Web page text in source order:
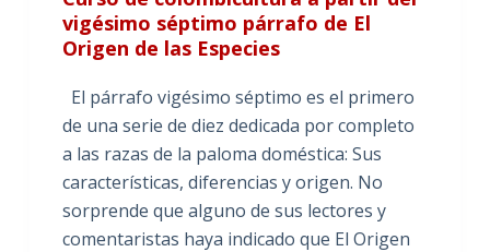
vigésimo séptimo párrafo de El
Origen de las Especies
El párrafo vigésimo séptimo es el primero
de una serie de diez dedicada por completo
a las razas de la paloma doméstica: Sus
características, diferencias y origen. No
sorprende que alguno de sus lectores y
comentaristas haya indicado que El Origen